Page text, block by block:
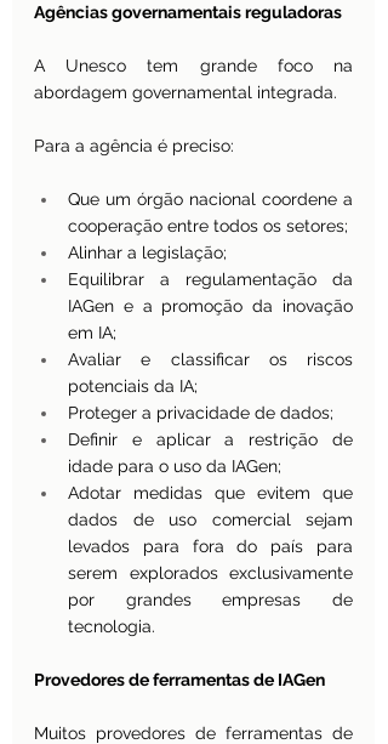
Agências governamentais reguladoras
A Unesco tem grande foco na
abordagem governamental integrada.
Para a agência é preciso:
Que um órgão nacional coordene a
cooperação entre todos os setores;
Alinhar a legislação;
Equilibrar a regulamentação da
IAGen e a promoção da inovação
em IA;
Avaliar e classificar os riscos
potenciais da IA;
Proteger a privacidade de dados;
Definir e aplicar a restrição de
idade para o uso da IAGen;
Adotar medidas que evitem que
dados de uso comercial sejam
levados para fora do país para
serem explorados exclusivamente
por grandes empresas de
tecnologia.
Provedores de ferramentas de IAGen
Muitos provedores de ferramentas de